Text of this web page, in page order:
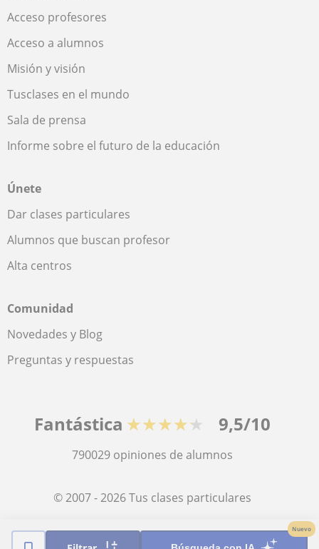
Nuevo
Acceso profesores
Acceso a alumnos
Misión y visión
Tusclases en el mundo
Sala de prensa
Informe sobre el futuro de la educación
Únete
Dar clases particulares
Alumnos que buscan profesor
Alta centros
Comunidad
Novedades y Blog
Preguntas y respuestas
Fantástica ★★★★★ 9,5/10
790029 opiniones de alumnos
© 2007 - 2026 Tus clases particulares
Mapa web:Profesores particulares